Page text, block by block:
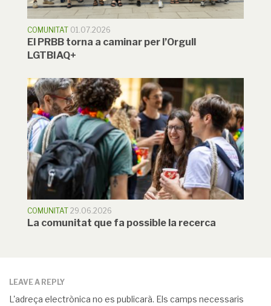
COMUNITAT 01.07.2026
El PRBB torna a caminar per l’Orgull
LGTBIAQ+
COMUNITAT 29.06.2026
La comunitat que fa possible la recerca
LEAVE A REPLY
L'adreça electrònica no es publicarà. Els camps necessaris